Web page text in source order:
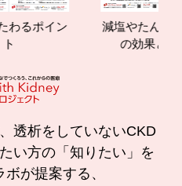
イン
減塩やたんぱく質管理
の効果と重要性
透析をしていないCKD
い方の「知りたい」を
が提案する、